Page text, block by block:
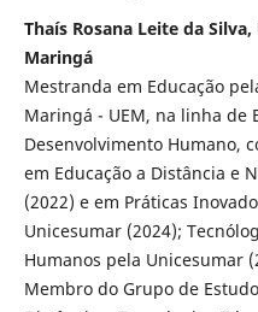
Thaís Rosana Leite da
Maringá
Mestranda em Educação
Maringá - UEM, na linha de
Desenvolvimento Humano,
em Educação a Distância e
(2022) e em Práticas
Unicesumar (2024);
Humanos pela Unicesumar
Membro do Grupo de